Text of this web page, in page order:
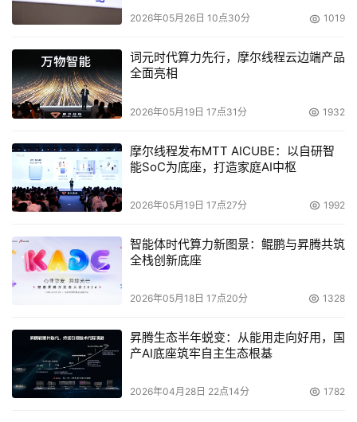
对iSCSI的态度。
他回忆说：“他们说，‘你需要NAS。’我说，‘你们为什么
这么说，我都不知道你们为什么知道？’我后来又告诉他们
我需要什么。我对他们说，‘我需要SAN，我想看一看你们
Chestnut说他需要iSCSI主要是出于两个原因。“首先，
对于用户来说使用很方便。第二，这个价格我能承受。”
当然，并不是人人都喜欢iSCSI。Philadelphia Stock
Exchange的技术服务主管Rich Ward表示他更喜欢将FC。
那些规模较小的创业公司需要的存储要符合他们的预
利，除非10-Gbit/s以太网的价格大幅价跌。但是，这在
2007年之前是不可能的。
2026年05月26日 10点30分 1019
词元时代算力先行，摩尔线程云边端产品
全面亮相
2026年05月19日 17点31分 1932
摩尔线程发布MTT AICUBE：以自研智
能SoC为底座，打造家庭AI中枢
2026年05月19日 17点27分 1992
智能体时代算力新图景：鲲鹏与昇腾共筑
全栈创新底座
2026年05月18日 17点20分 1328
昇腾生态半年蜕变：从能用走向好用，国
产AI底座筑牢自主生态根基
2026年04月28日 22点14分 1782